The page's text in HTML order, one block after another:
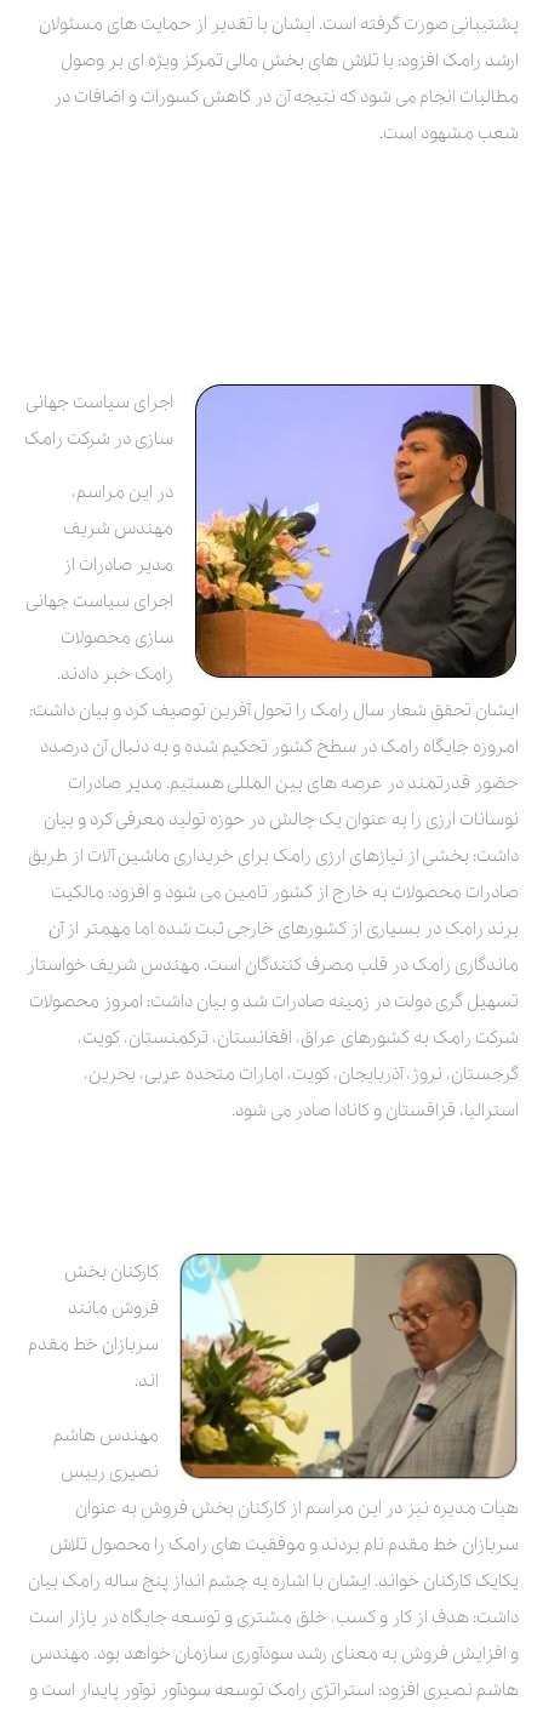
پشتیبانی صورت گرفته است. ایشان با تقدیر از حمایت های مسئولان
ارشد رامک افزود: با تلاش های بخش مالی تمرکز ویژه ای بر وصول
مطالبات انجام می شود که نتیجه آن در کاهش کسورات و اضافات در
شعب مشهود است.
اجرای سیاست جهانی
سازی در شرکت رامک
در این مراسم،
مهندس شریف
مدیر صادرات از
اجرای سیاست جهانی
سازی محصولات
رامک خبر دادند.
ایشان تحقق شعار سال رامک را تحول آفرین توصیف کرد و بیان داشت:
امروزه جایگاه رامک در سطح کشور تحکیم شده و به دنبال آن درصدد
حضور قدرتمند در عرصه های بین المللی هستیم. مدیر صادرات
نوسانات ارزی را به عنوان یک چالش در حوزه تولید معرفی کرد و بیان
داشت: بخشی از نیازهای ارزی رامک برای خریداری ماشین آلات از طریق
صادرات محصولات به خارج از کشور تامین می شود و افزود: مالکیت
برند رامک در بسیاری از کشورهای خارجی ثبت شده اما مهمتر از آن
ماندگاری رامک در قلب مصرف کنندگان است. مهندس شریف خواستار
تسهیل گری دولت در زمینه صادرات شد و بیان داشت: امروز محصولات
شرکت رامک به کشورهای عراق، افغانستان، ترکمنستان، کویت،
گرجستان، نروژ، آذربایجان، کویت، امارات متحده عربی، بحرین،
استرالیا، قزاقستان و کانادا صادر می شود.
کارکنان بخش
فروش مانند
سربازان خط مقدم
اند.
مهندس هاشم
نصیری رییس
هیات مدیره نیز در این مراسم از کارکنان بخش فروش به عنوان
سربازان خط مقدم نام بردند و موفقیت های رامک را محصول تلاش
یکایک کارکنان خواند. ایشان با اشاره به چشم انداز پنج ساله رامک بیان
داشت: هدف از کار و کسب، خلق مشتری و توسعه جایگاه در بازار است
و افزایش فروش به معنای رشد سودآوری سازمان خواهد بود. مهندس
هاشم نصیری افزود: استراتژی رامک توسعه سودآور نوآور پایدار است و